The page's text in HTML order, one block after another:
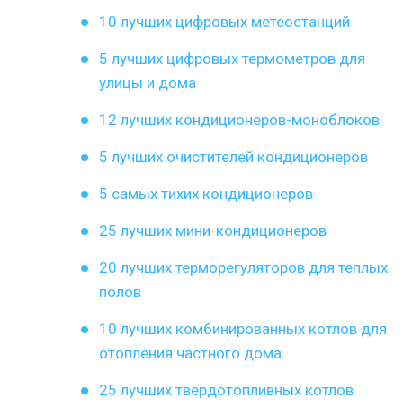
10 лучших цифровых метеостанций
5 лучших цифровых термометров для
улицы и дома
12 лучших кондиционеров-моноблоков
5 лучших очистителей кондиционеров
5 самых тихих кондиционеров
25 лучших мини-кондиционеров
20 лучших терморегуляторов для теплых
полов
10 лучших комбинированных котлов для
отопления частного дома
25 лучших твердотопливных котлов